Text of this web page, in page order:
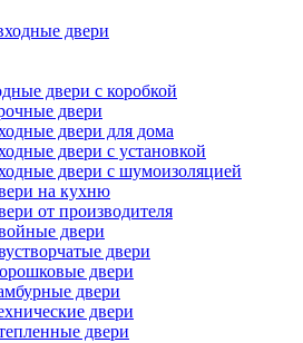
двери
двери с коробкой
двери
двери для дома
двери с установкой
двери с шумоизоляцией
на кухню
от производителя
двери
двери
двери
двери
двери
двери